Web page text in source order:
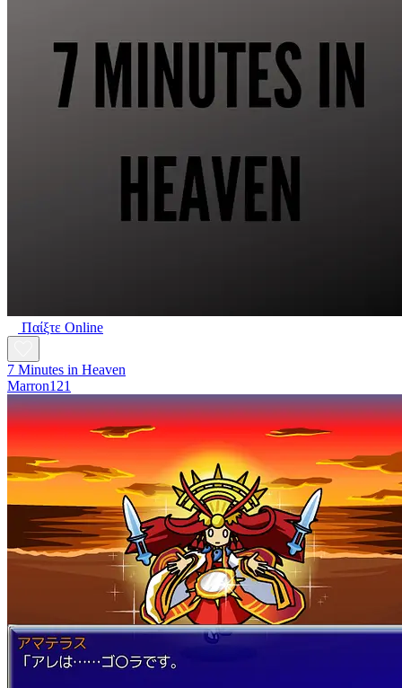
Παίξτε Online
7 Minutes in Heaven
Marron121